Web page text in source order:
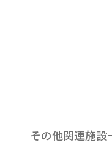
その他関連施設